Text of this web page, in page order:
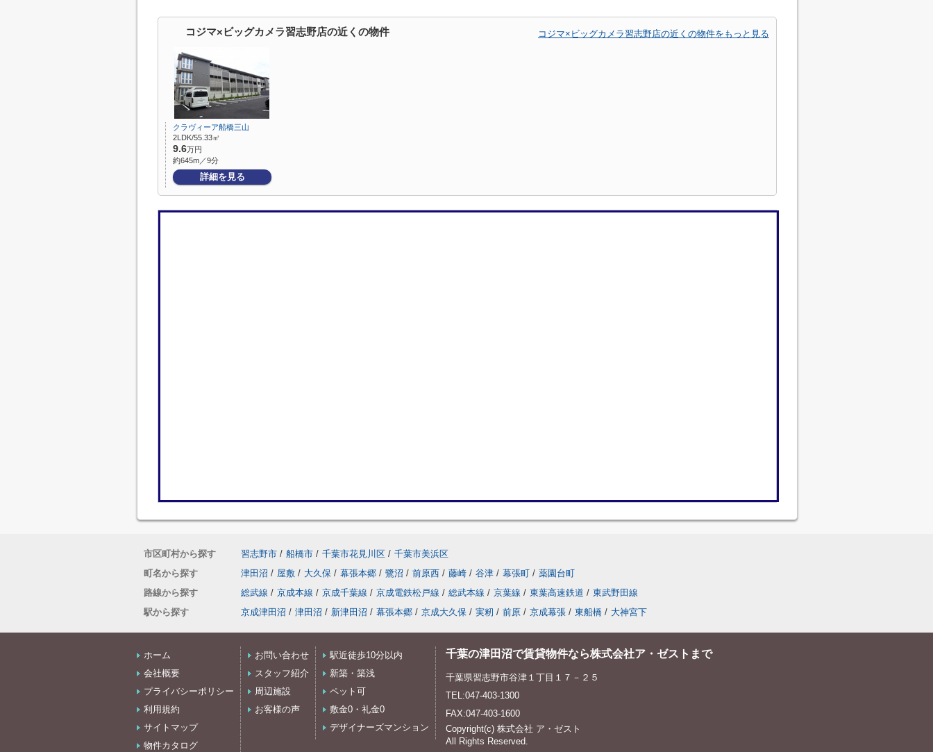
コジマ×ビッグカメラ習志野店の近くの物件 コジマ×ビッグカメラ習志野店の近くの物件をもっと見る
クラヴィーア船橋三山
2LDK/55.33㎡
9.6万円
約645m／9分
詳細を見る
市区町村から探す 習志野市 / 船橋市 / 千葉市花見川区 / 千葉市美浜区
町名から探す
津田沼 / 屋敷 / 大久保 / 幕張本郷 / 鷺沼 / 前原西 / 藤崎 / 谷津 / 幕張町 / 薬園台町
路線から探す
総武線 / 京成本線 / 京成千葉線 / 京成電鉄松戸線 / 総武本線 / 京葉線 / 東葉高速鉄道 / 東武野田線
駅から探す
京成津田沼 / 津田沼 / 新津田沼 / 幕張本郷 / 京成大久保 / 実籾 / 前原 / 京成幕張 / 東船橋 / 大神宮下
ホーム
会社概要
プライバシーポリシー
利用規約
サイトマップ
物件カタログ
お問い合わせ
スタッフ紹介
周辺施設
お客様の声
駅近徒歩10分以内
新築・築浅
ペット可
敷金0・礼金0
デザイナーズマンション
千葉の津田沼で賃貸物件なら株式会社ア・ゼストまで
千葉県習志野市谷津１丁目１７－２５
TEL:047-403-1300
FAX:047-403-1600
Copyright(c) 株式会社 ア・ゼスト
All Rights Reserved.